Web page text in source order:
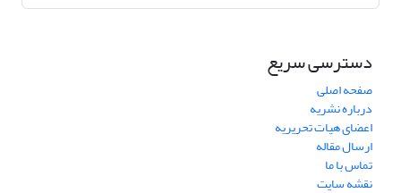
دسترسی سریع
صفحه اصلی
درباره نشریه
اعضای هیات تحریریه
ارسال مقاله
تماس با ما
نقشه سایت